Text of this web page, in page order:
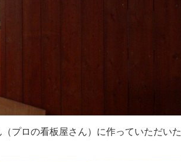
プロの看板屋さん）に作っていただい